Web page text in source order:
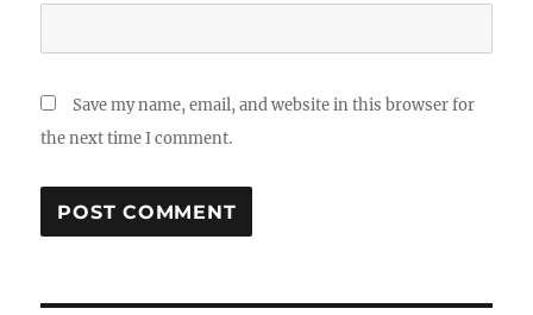
Save my name, email, and website in this browser for
the next time I comment.